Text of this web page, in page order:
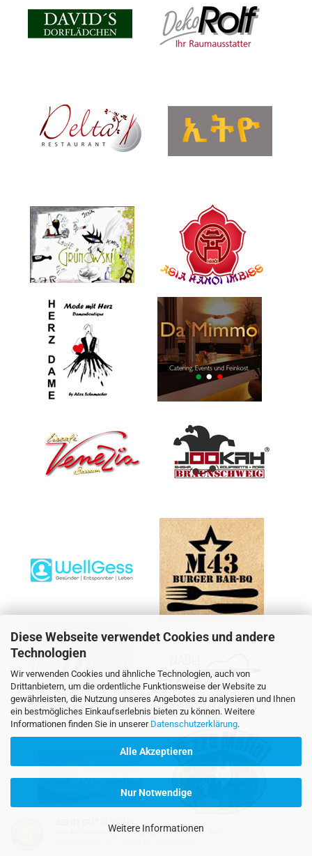
Diese Webseite verwendet Cookies und andere
Technologien
Wir verwenden Cookies und ähnliche Technologien, auch von
Drittanbietern, um die ordentliche Funktionsweise der Website zu
gewährleisten, die Nutzung unseres Angebotes zu analysieren und Ihnen
ein bestmögliches Einkaufserlebnis bieten zu können. Weitere
Informationen finden Sie in unserer Datenschutzerklärung.
Alle Akzeptieren
Nur Notwendige
Weitere Informationen
(4.99 / 5)
Bewertungen bei: google.de, shopvote.de ⓘ